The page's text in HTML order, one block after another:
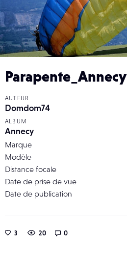
Parapente_Annecy
AUTEUR
Domdom74
ALBUM
Annecy
Marque
Modèle
Distance focale
Date de prise de vue
Date de publication
3 20 0